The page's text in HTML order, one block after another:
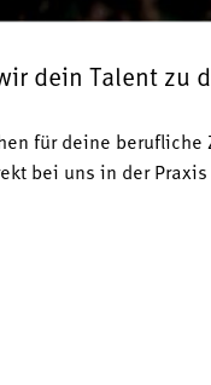
dein Talent zu
für deine
bei uns in der